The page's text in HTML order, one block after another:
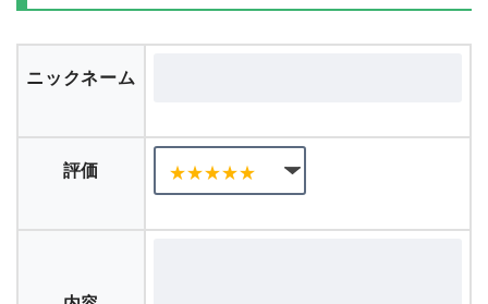
ニックネーム
評価